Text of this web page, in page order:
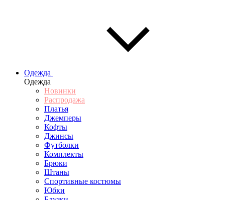
Одежда
Одежда
Новинки
Распродажа
Платья
Джемперы
Кофты
Джинсы
Футболки
Комплекты
Брюки
Штаны
Спортивные костюмы
Юбки